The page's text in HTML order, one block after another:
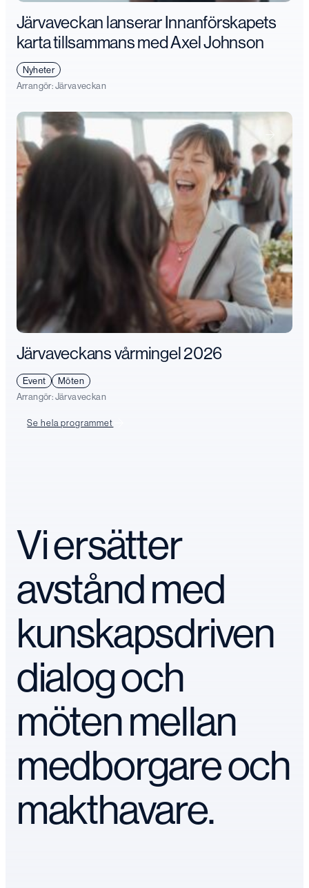
Järvaveckan lanserar Innanförskapets
karta tillsammans med Axel Johnson
Nyheter
Arrangör:Järvaveckan
Järvaveckans vårmingel 2026
Event
Möten
Arrangör:Järvaveckan
Se hela programmet
Vi ersätter
avstånd med
kunskapsdriven
dialog och
möten mellan
medborgare och
makthavare.